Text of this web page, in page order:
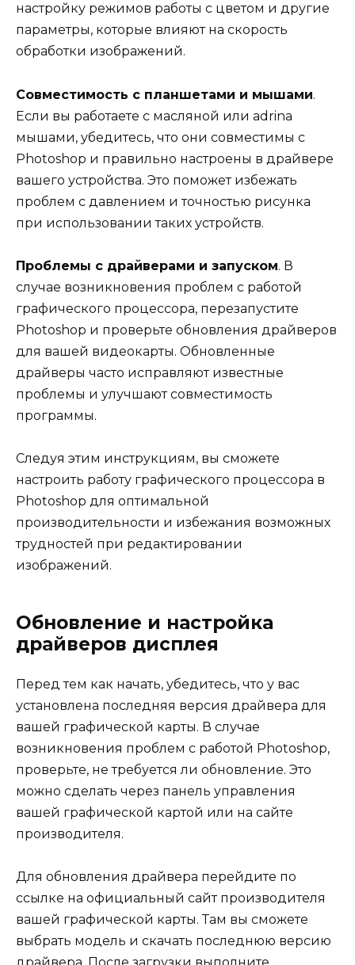
настройку режимов работы с цветом и другие
параметры, которые влияют на скорость
обработки изображений.
Совместимость с планшетами и мышами.
Если вы работаете с масляной или adrina
мышами, убедитесь, что они совместимы с
Photoshop и правильно настроены в драйвере
вашего устройства. Это поможет избежать
проблем с давлением и точностью рисунка
при использовании таких устройств.
Проблемы с драйверами и запуском. В
случае возникновения проблем с работой
графического процессора, перезапустите
Photoshop и проверьте обновления драйверов
для вашей видеокарты. Обновленные
драйверы часто исправляют известные
проблемы и улучшают совместимость
программы.
Следуя этим инструкциям, вы сможете
настроить работу графического процессора в
Photoshop для оптимальной
производительности и избежания возможных
трудностей при редактировании
изображений.
Обновление и настройка
драйверов дисплея
Перед тем как начать, убедитесь, что у вас
установлена последняя версия драйвера для
вашей графической карты. В случае
возникновения проблем с работой Photoshop,
проверьте, не требуется ли обновление. Это
можно сделать через панель управления
вашей графической картой или на сайте
производителя.
Для обновления драйвера перейдите по
ссылке на официальный сайт производителя
вашей графической карты. Там вы сможете
выбрать модель и скачать последнюю версию